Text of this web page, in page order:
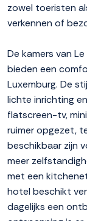
zowel toeristen
verkennen of
De kamers van
bieden een
Luxemburg. De
lichte inrichting
flatscreen-tv,
ruimer opgezet,
beschikbaar zijn
meer
met een
hotel beschikt
dagelijks een